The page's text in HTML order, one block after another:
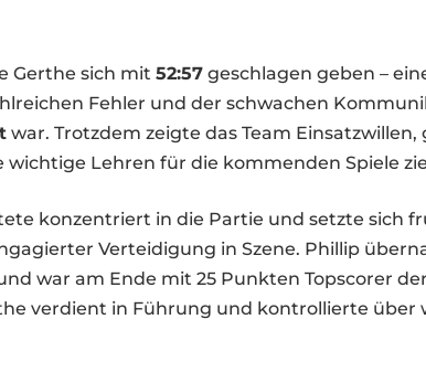
Gerthe sich mit 52:57 geschlagen geben –
Fehler und der schwachen
war. Trotzdem zeigte das Team
wichtige Lehren für die kommenden Spiele
konzentriert in die Partie und setzte sich
Verteidigung in Szene. Phillip
war am Ende mit 25 Punkten Topscorer
verdient in Führung und kontrollierte über